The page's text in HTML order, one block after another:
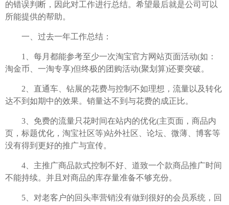
的错误判断，因此对工作进行总结。希望最后就是公司可以
所能提供的帮助。
一、过去一年工作总结：
1、每月都能参考至少一次淘宝官方网站页面活动(如：
淘金币、一淘专享)但终极的团购活动(聚划算)还要突破。
2、直通车、钻展的花费与控制不如理想，流量以及转化
达不到如期中的效果。销量达不到与花费的成正比。
3、免费的流量只花时间在站内的优化(主页面，商品内
页，标题优化，淘宝社区等)站外社区、论坛、微薄、博客等
没有得到更好的推广与宣传。
4、主推广商品款式控制不好、道致一个款商品推广时间
不能持续。并且对商品的库存量准备不够充份。
5、对老客户的回头率营销没有做到很好的会员系统，回